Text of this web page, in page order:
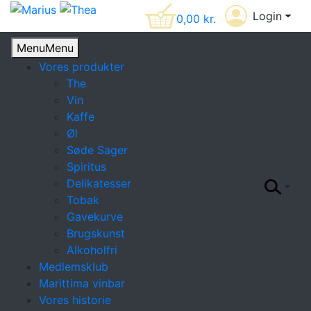
0,00 kr. Login
MenuMenu
Vores produkter
The
Vin
Kaffe
Øl
Søde Sager
Spiritus
Delikatesser
Tobak
Gavekurve
Brugskunst
Alkoholfri
Medlemsklub
Marittima vinbar
Vores historie